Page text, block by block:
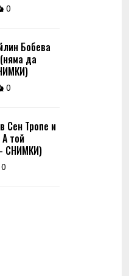
0
Бобева
да
0
Сен Тропе и
той
СНИМКИ)
0